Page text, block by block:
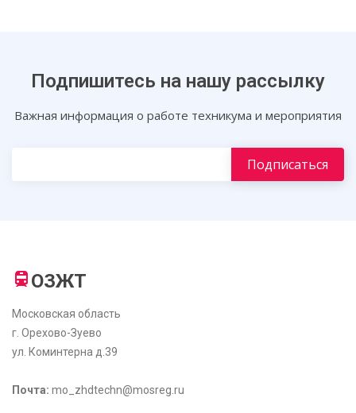
Подпишитесь на нашу рассылку
Важная информация о работе техникума и мероприятия
ОЗЖТ
Московская область
г. Орехово-Зуево
ул. Коминтерна д.39
Почта: mo_zhdtechn@mosreg.ru